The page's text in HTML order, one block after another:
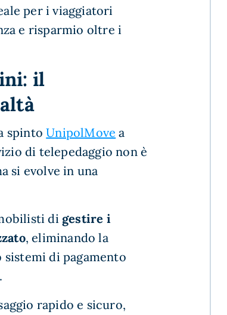
per i viaggiatori
e risparmio oltre i
il
spintoUnipolMove a
di telepedaggio non è
si evolve in una
di gestire i
, eliminando la
di pagamento
rapido e sicuro,